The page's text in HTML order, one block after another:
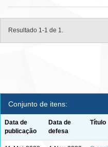
Resultado 1-1 de 1.
Conjunto de itens:
Data de
publicação
Data de
defesa
Título